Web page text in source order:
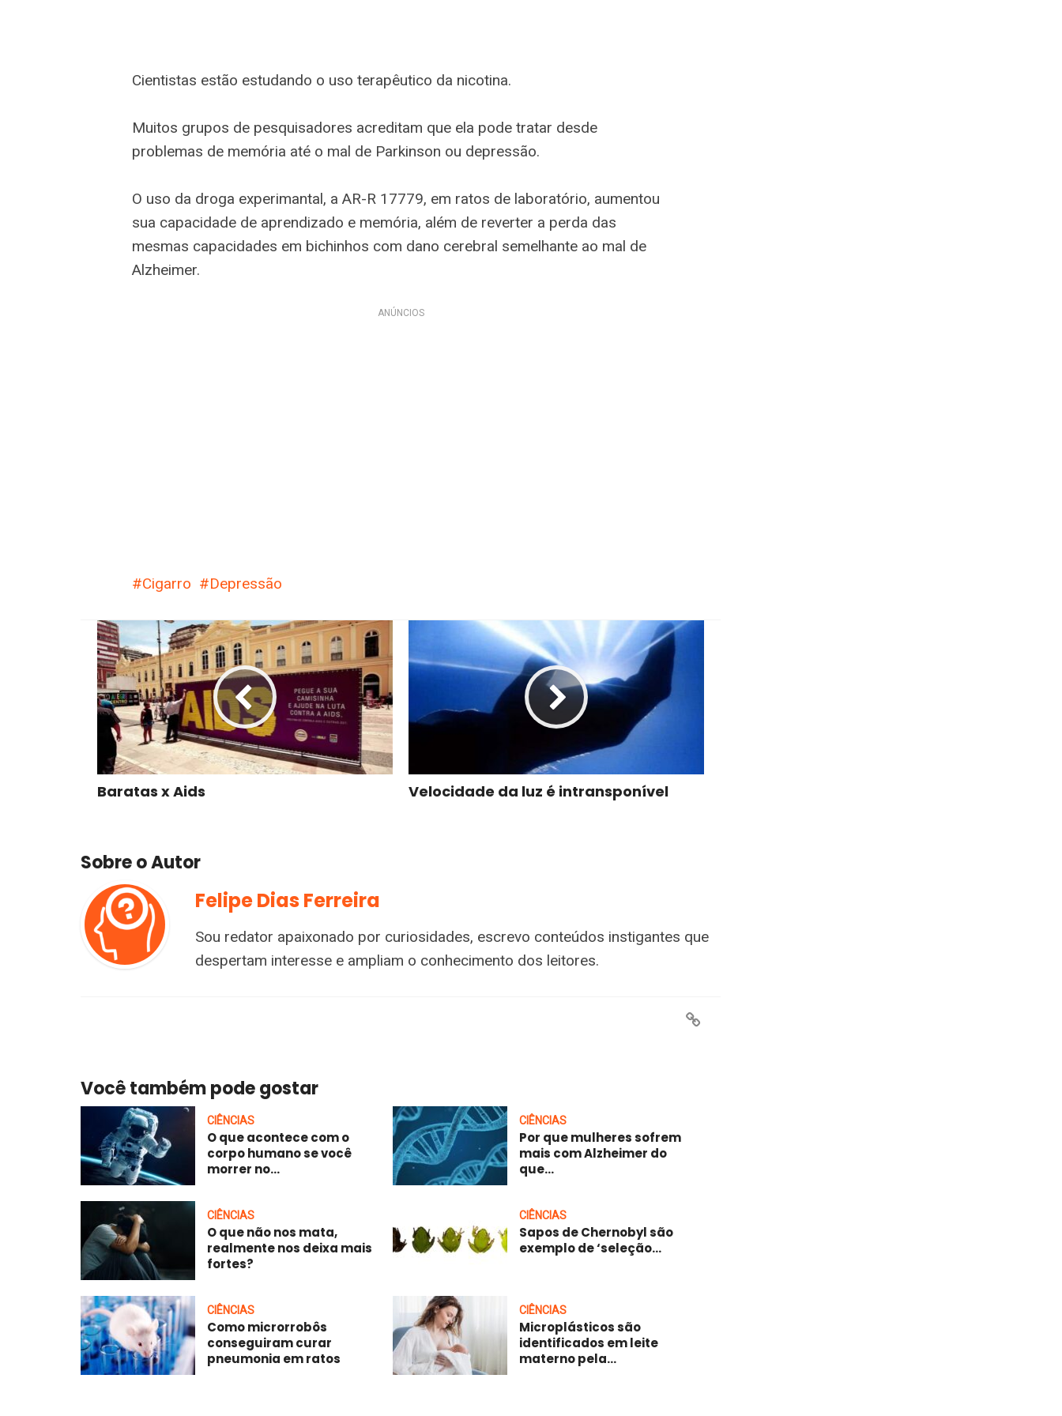
Cientistas estão estudando o uso terapêutico da nicotina.
Muitos grupos de pesquisadores acreditam que ela pode tratar desde
problemas de memória até o mal de Parkinson ou depressão.
O uso da droga experimantal, a AR-R 17779, em ratos de laboratório, aumentou
sua capacidade de aprendizado e memória, além de reverter a perda das
mesmas capacidades em bichinhos com dano cerebral semelhante ao mal de
Alzheimer.
ANÚNCIOS
Cigarro Depressão
Baratas x Aids Velocidade da luz é intransponível
Sobre o Autor
Felipe Dias Ferreira
Sou redator apaixonado por curiosidades, escrevo conteúdos instigantes que
despertam interesse e ampliam o conhecimento dos leitores.
Você também pode gostar
CIÊNCIAS
O que acontece com o
corpo humano se você
morrer no...
CIÊNCIAS
Por que mulheres sofrem
mais com Alzheimer do
que...
CIÊNCIAS
O que não nos mata,
realmente nos deixa mais
fortes?
CIÊNCIAS
Sapos de Chernobyl são
exemplo de ‘seleção...
CIÊNCIAS
Como microrrobôs
conseguiram curar
pneumonia em ratos
CIÊNCIAS
Microplásticos são
identificados em leite
materno pela...